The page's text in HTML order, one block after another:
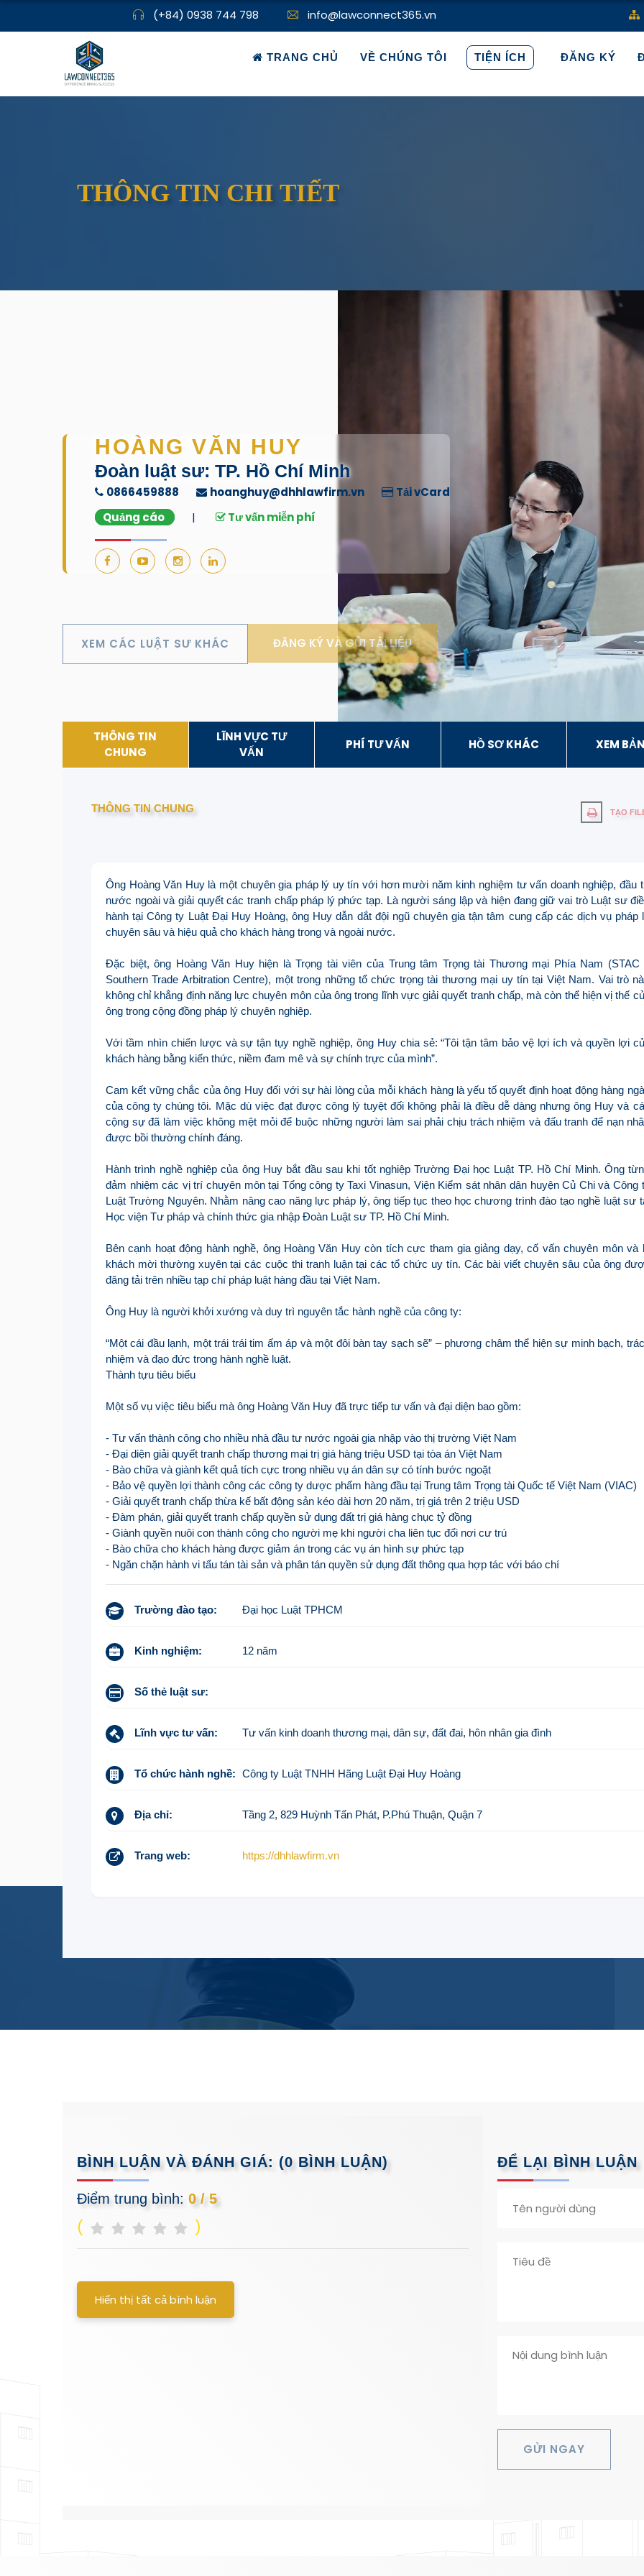
(+84) 0938 744 798 info@lawconnect365.vn
TRANG CHỦ VỀ CHÚNG TÔI TIỆN ÍCH ĐĂNG KÝ
THÔNG TIN CHI TIẾT
HOÀNG VĂN HUY
Đoàn luật sư: TP. Hồ Chí Minh
0866459888 hoanghuy@dhhlawfirm.vn
Tải vCard
Quảng cáo
| Tư vấn miễn phí
XEM CÁC LUẬT SƯ KHÁC ĐĂNG KÝ VÀ GỬI TÀI LIỆU
THÔNG TIN
CHUNG
LĨNH VỰC TƯ
VẤN
PHÍ TƯ VẤN HỒ SƠ KHÁC XEM
THÔNG TIN CHUNG TẠO
Ông Hoàng Văn Huy là một chuyên gia pháp lý uy tín với hơn mười năm kinh nghiệm tư vấn doanh nghiệp, đầu
nước ngoài và giải quyết các tranh chấp pháp lý phức tạp. Là người sáng lập và hiện đang giữ vai trò Luật sư
hành tại Công ty Luật Đại Huy Hoàng, ông Huy dẫn dắt đội ngũ chuyên gia tận tâm cung cấp các dịch vụ pháp
chuyên sâu và hiệu quả cho khách hàng trong và ngoài nước.
Đặc biệt, ông Hoàng Văn Huy hiện là Trọng tài viên của Trung tâm Trọng tài Thương mại Phía Nam (STAC
Southern Trade Arbitration Centre), một trong những tổ chức trọng tài thương mại uy tín tại Việt Nam. Vai trò
không chỉ khẳng định năng lực chuyên môn của ông trong lĩnh vực giải quyết tranh chấp, mà còn thể hiện vị thế
ông trong cộng đồng pháp lý chuyên nghiệp.
Với tầm nhìn chiến lược và sự tận tụy nghề nghiệp, ông Huy chia sẻ: “Tôi tận tâm bảo vệ lợi ích và quyền lợi
khách hàng bằng kiến thức, niềm đam mê và sự chính trực của mình”.
Cam kết vững chắc của ông Huy đối với sự hài lòng của mỗi khách hàng là yếu tố quyết định hoạt động hàng
của công ty chúng tôi. Mặc dù việc đạt được công lý tuyệt đối không phải là điều dễ dàng nhưng ông Huy và
cộng sự đã làm việc không mệt mỏi để buộc những người làm sai phải chịu trách nhiệm và đấu tranh để nạn
được bồi thường chính đáng.
Hành trình nghề nghiệp của ông Huy bắt đầu sau khi tốt nghiệp Trường Đại học Luật TP. Hồ Chí Minh. Ông
đảm nhiệm các vị trí chuyên môn tại Tổng công ty Taxi Vinasun, Viện Kiểm sát nhân dân huyện Củ Chi và Công
Luật Trường Nguyên. Nhằm nâng cao năng lực pháp lý, ông tiếp tục theo học chương trình đào tạo nghề luật sư
Học viện Tư pháp và chính thức gia nhập Đoàn Luật sư TP. Hồ Chí Minh.
Bên cạnh hoạt động hành nghề, ông Hoàng Văn Huy còn tích cực tham gia giảng dạy, cố vấn chuyên môn và
khách mời thường xuyên tại các cuộc thi tranh luận tại các tổ chức uy tín. Các bài viết chuyên sâu của ông
đăng tải trên nhiều tạp chí pháp luật hàng đầu tại Việt Nam.
Ông Huy là người khởi xướng và duy trì nguyên tắc hành nghề của công ty:
“Một cái đầu lạnh, một trái trái tim ấm áp và một đôi bàn tay sạch sẽ” – phương châm thể hiện sự minh bạch,
nhiệm và đạo đức trong hành nghề luật.
Thành tựu tiêu biểu
Một số vụ việc tiêu biểu mà ông Hoàng Văn Huy đã trực tiếp tư vấn và đại diện bao gồm:
- Tư vấn thành công cho nhiều nhà đầu tư nước ngoài gia nhập vào thị trường Việt Nam
- Đại diện giải quyết tranh chấp thương mại trị giá hàng triệu USD tại tòa án Việt Nam
- Bào chữa và giành kết quả tích cực trong nhiều vụ án dân sự có tính bước ngoặt
- Bảo vệ quyền lợi thành công các công ty dược phẩm hàng đầu tại Trung tâm Trọng tài Quốc tế Việt Nam (VIAC)
- Giải quyết tranh chấp thừa kế bất động sản kéo dài hơn 20 năm, trị giá trên 2 triệu USD
- Đàm phán, giải quyết tranh chấp quyền sử dụng đất trị giá hàng chục tỷ đồng
- Giành quyền nuôi con thành công cho người mẹ khi người cha liên tục đổi nơi cư trú
- Bào chữa cho khách hàng được giảm án trong các vụ án hình sự phức tạp
Trường đào tạo: Đại học Luật TPHCM
Kinh nghiệm: 12 năm
Số thẻ luật sư:
Lĩnh vực tư vấn: Tư vấn kinh doanh thương mại, dân sự, đất đai, hôn nhân gia đình
Tổ chức hành nghề: Công ty Luật TNHH Hãng Luật Đại Huy Hoàng
Địa chỉ: Tầng 2, 829 Huỳnh Tấn Phát, P.Phú Thuận, Quận 7
Trang web: https://dhhlawfirm.vn
BÌNH LUẬN VÀ ĐÁNH GIÁ: (0 BÌNH LUẬN)
Điểm trung bình: 0 / 5
( )
Hiển thị tất cả bình luận
ĐỂ LẠI BÌNH LUẬN
GỬI NGAY